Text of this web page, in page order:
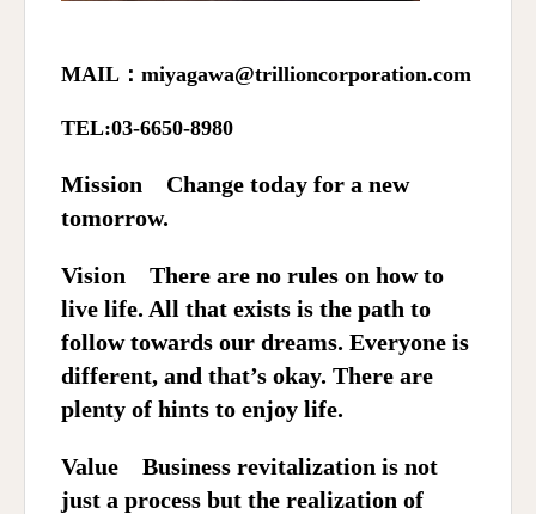
MAIL：miyagawa@trillioncorporation.com
TEL:03-6650-8980
Mission Change today for a new
tomorrow.
Vision There are no rules on how to
live life. All that exists is the path to
follow towards our dreams. Everyone is
different, and that’s okay. There are
plenty of hints to enjoy life.
Value Business revitalization is not
just a process but the realization of